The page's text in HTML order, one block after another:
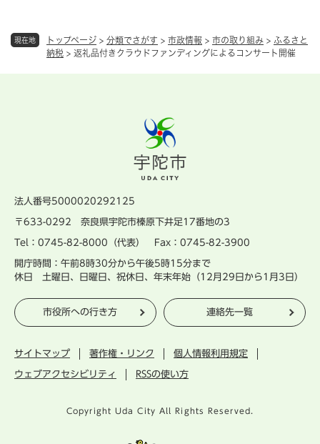
現在地 トップページ > 分類でさがす > 市政情報 > 市の取り組み > ふるさと
納税 > 返礼品付きクラウドファンディングによるコンサート開催
法人番号5000020292125
〒633-0292 奈良県宇陀市榛原下井足17番地の3
Tel：0745-82-8000（代表） Fax：0745-82-3900
開庁時間：午前8時30分から午後5時15分まで
休日 土曜日、日曜日、祝休日、年末年始（12月29日から1月3日）
市役所への行き方 連絡先一覧
サイトマップ 著作権・リンク 個人情報利用規定
ウェブアクセシビリティ RSSの使い方
Copyright Uda City All Rights Reserved.